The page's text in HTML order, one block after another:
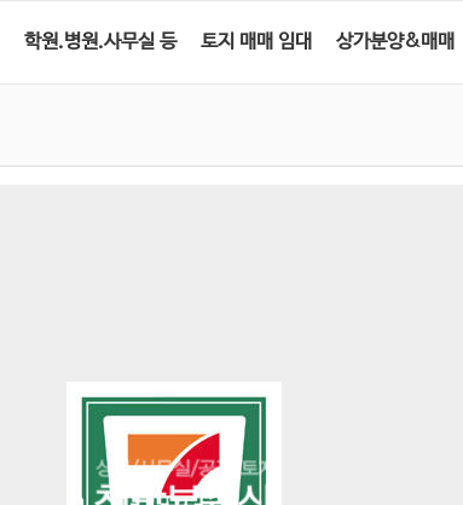
학원.병원.사무실 등 토지 매매 임대 상가분양&매매